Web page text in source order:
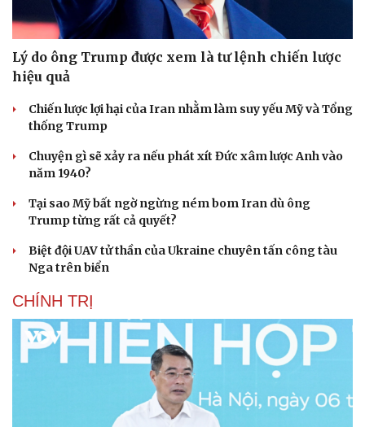
Lý do ông Trump được xem là tư lệnh chiến lược
hiệu quả
Chiến lược lợi hại của Iran nhằm làm suy yếu Mỹ và Tổng
thống Trump
Chuyện gì sẽ xảy ra nếu phát xít Đức xâm lược Anh vào
năm 1940?
Tại sao Mỹ bất ngờ ngừng ném bom Iran dù ông
Trump từng rất cả quyết?
Biệt đội UAV tử thần của Ukraine chuyên tấn công tàu
Nga trên biển
CHÍNH TRỊ